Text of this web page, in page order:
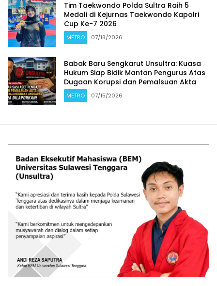
Tim Taekwondo Polda Sultra Raih 5
Medali di Kejurnas Taekwondo Kapolri
Cup Ke-7 2026
METRO 07/18/2026
Babak Baru Sengkarut Unsultra: Kuasa
Hukum Siap Bidik Mantan Pengurus Atas
Dugaan Korupsi dan Pemalsuan Akta
METRO 07/15/2026